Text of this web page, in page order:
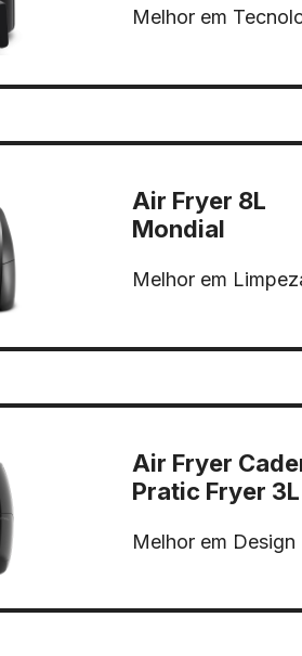
Melhor em
Air Fryer 8L
Mondial
Melhor em
Air Fryer
Pratic Fryer 3L
Melhor em Design